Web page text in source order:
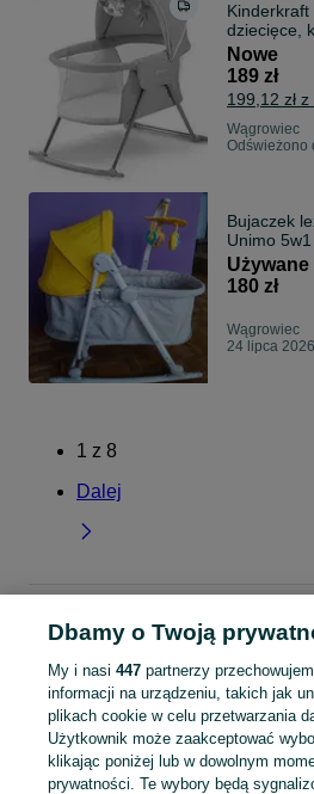
dziecięce,
NOWE
Nowe
189 zł
199,12 zł
Wągrowiec
Odświeżono
Bujaczek
Unimo
Używane
180 zł
Wągrowiec
24 lipca 2026
1 z 8
Dalej
Krzesła, leżaki, bujaki - Wielkopolskie
KATEGORIA
Dbamy o Twoją
My i nasi 447partnerzy
informacji na urządzeniu, takich jak
plikach cookie w celu przetwarzania
Użytkownik może zaakceptować
klikając poniżej lub w dowolnym
prywatności. Te wybory będą